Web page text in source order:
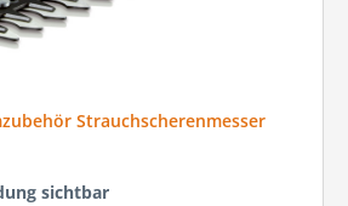
Strauchscherenmesser
sichtbar